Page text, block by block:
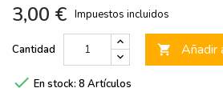
3,00 € Impuestos incluidos
Cantidad  Añadir
 En stock: 8 Artículos